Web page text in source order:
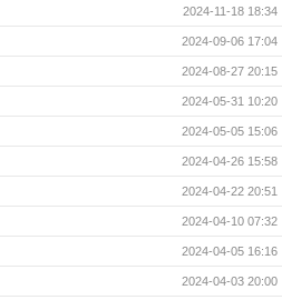
2024-11-18 18:34
2024-09-06 17:04
2024-08-27 20:15
2024-05-31 10:20
2024-05-05 15:06
2024-04-26 15:58
2024-04-22 20:51
2024-04-10 07:32
2024-04-05 16:16
2024-04-03 20:00